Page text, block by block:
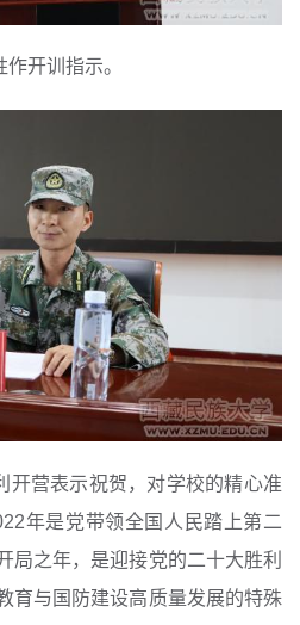
开训指示。
开营表示祝贺，对学校的精心准
年是党带领全国人民踏上第二
局之年，是迎接党的二十大胜利
育与国防建设高质量发展的特殊